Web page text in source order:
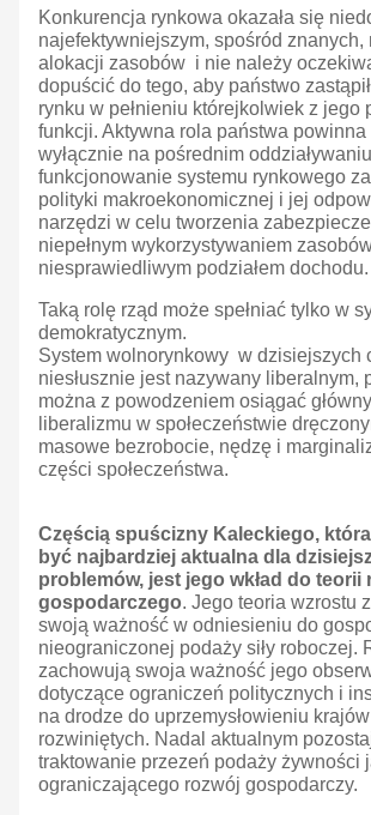
Konkurencja rynkowa okazała się
najefektywniejszym, spośród znanych,
alokacji zasobów i nie należy
dopuścić do tego, aby państwo
rynku w pełnieniu którejkolwiek z jego
funkcji. Aktywna rola państwa
wyłącznie na pośrednim
funkcjonowanie systemu rynkowego
polityki makroekonomicznej i jej
narzędzi w celu tworzenia
niepełnym wykorzystywaniem
niesprawiedliwym podziałem dochodu.
Taką rolę rząd może spełniać tylko w
demokratycznym.
System wolnorynkowy w dzisiejszych
niesłusznie jest nazywany liberalnym,
można z powodzeniem osiągać
liberalizmu w społeczeństwie
masowe bezrobocie, nędzę i
części społeczeństwa.
Częścią spuścizny Kaleckiego,
być najbardziej aktualna dla
problemów, jest jego wkład do teorii
gospodarczego. Jego teoria wzrostu
swoją ważność w odniesieniu do
nieograniczonej podaży siły roboczej.
zachowują swoja ważność jego
dotyczące ograniczeń politycznych i
na drodze do uprzemysłowieniu krajów
rozwiniętych. Nadal aktualnym
traktowanie przezeń podaży żywności
ograniczającego rozwój gospodarczy.